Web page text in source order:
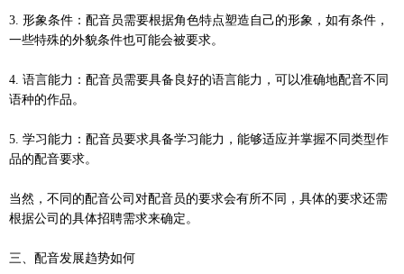
3. 形象条件：配音员需要根据角色特点塑造自己的形象，如有条件，
一些特殊的外貌条件也可能会被要求。
4. 语言能力：配音员需要具备良好的语言能力，可以准确地配音不同
语种的作品。
5. 学习能力：配音员要求具备学习能力，能够适应并掌握不同类型作
品的配音要求。
当然，不同的配音公司对配音员的要求会有所不同，具体的要求还需
根据公司的具体招聘需求来确定。
三、配音发展趋势如何